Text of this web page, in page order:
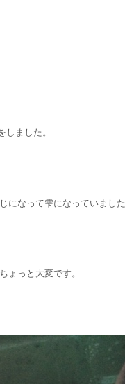
ました。
になって雫になっていまし
ょっと大変です。